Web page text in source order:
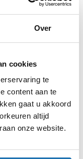
Over
cookies
te
content aan te
gaat u akkoord
altijd
onze website.
has occurred while
browser console